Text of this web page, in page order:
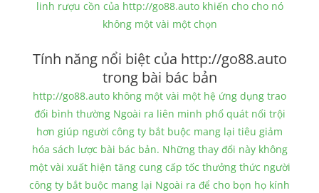
linh rượu cồn của http://go88.auto khiến cho cho nó
không một vài một chọn
Tính năng nổi biệt của http://go88.auto
trong bài bác bản
http://go88.auto không một vài một hệ ứng dụng trao
đổi bình thường Ngoài ra liên minh phổ quát nổi trội
hơn giúp người công ty bắt buộc mang lại tiêu giảm
hóa sách lược bài bác bản. Những thay đổi này không
một vài xuất hiện tăng cung cấp tốc thưởng thức người
công ty bắt buộc mang lại Ngoài ra để cho bọn họ kính